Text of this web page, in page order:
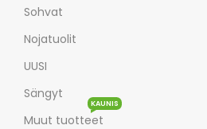
Sohvat
Nojatuolit
UUSI
Sängyt
Muut tuotteet
KAUNIS